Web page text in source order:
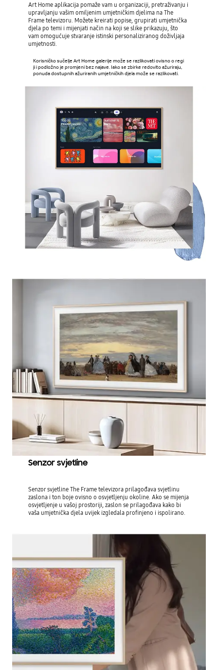
Art Home aplikacija pomaže vam u organizaciji, pretraživanju i
upravljanju vašim omiljenim umjetničkim djelima na The
Frame televizoru. Možete kreirati popise, grupirati umjetnička
djela po temi i mijenjati način na koji se slike prikazuju, što
vam omogućuje stvaranje istinski personaliziranog doživljaja
umjetnosti.
Korisničko sučelje Art Home galerije može se razlikovati ovisno o regi
ji i podložno je promjeni bez najave. Iako se zbirke redovito ažuriraju,
ponuda dostupnih ažuriranih umjetničkih djela može se razlikovati.
Senzor svjetline
Senzor svjetline The Frame televizora prilagođava svjetlinu
zaslona i ton boje ovisno o osvjetljenju okoline. Ako se mijenja
osvjetljenje u vašoj prostoriji, zaslon se prilagođava kako bi
vaša umjetnička djela uvijek izgledala profinjeno i ispolirano.